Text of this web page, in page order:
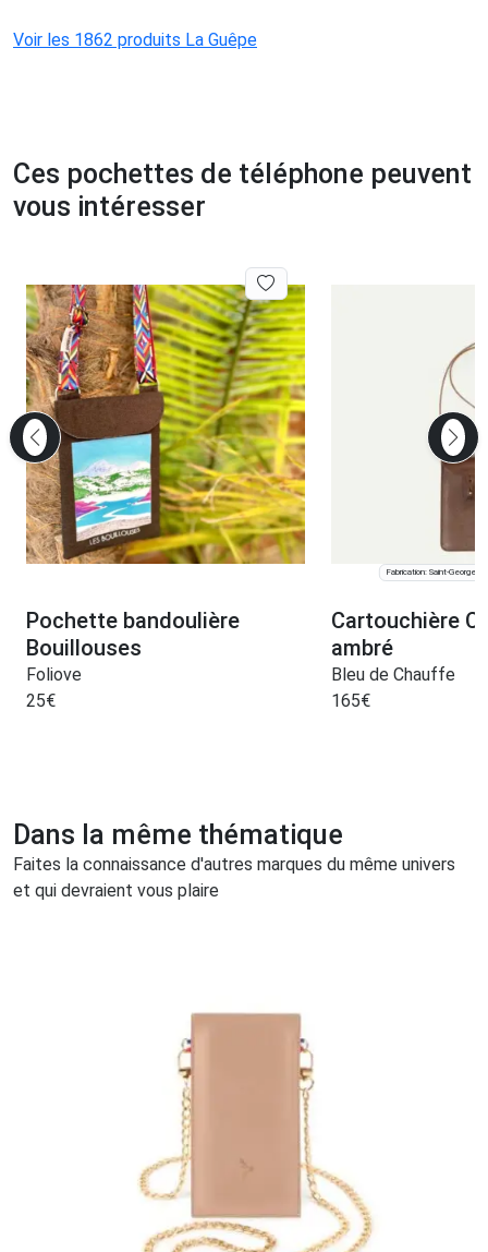
Voir les 1862 produits La Guêpe
Ces pochettes de téléphone peuvent
vous intéresser
Pochette bandoulière
Bouillouses
Foliove
25€
Fabrication: Saint-
Cartouchière
ambré
Bleu de Chauffe
165€
Dans la même thématique
Faites la connaissance d'autres marques du même univers
et qui devraient vous plaire